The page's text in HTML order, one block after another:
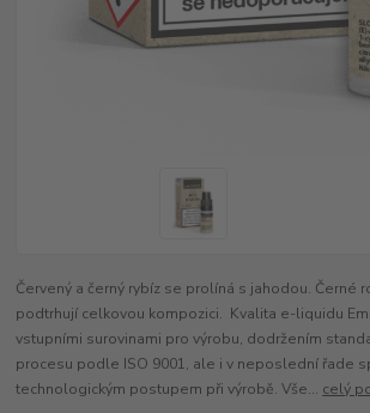
Červený a černý rybíz se prolíná s jahodou. Černé
podtrhují celkovou kompozici. Kvalita e-liquidu
vstupními surovinami pro výrobu, dodržením
procesu podle ISO 9001, ale i v neposlední řade
technologickým postupem při výrobě. Vše... celý